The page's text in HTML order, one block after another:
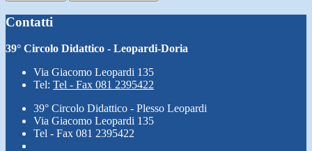
Contatti
39° Circolo Didattico - Leopardi-Doria
Via Giacomo Leopardi 135
Tel: Tel - Fax 081 2395422
39° Circolo Didattico - Plesso Leopardi
Via Giacomo Leopardi 135
Tel - Fax 081 2395422